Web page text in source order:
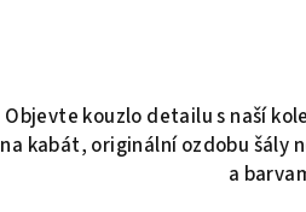
Objevte kouzlo detailu s naší
na kabát, originální ozdobu šály
a